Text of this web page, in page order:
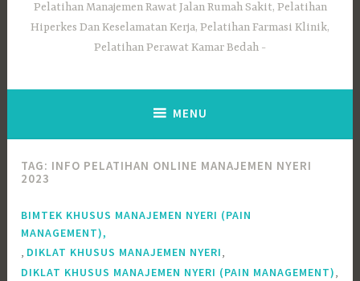
Pelatihan Manajemen Rawat Jalan Rumah Sakit, Pelatihan
Hiperkes Dan Keselamatan Kerja, Pelatihan Farmasi Klinik,
Pelatihan Perawat Kamar Bedah
MENU
TAG: INFO PELATIHAN ONLINE MANAJEMEN NYERI
2023
BIMTEK KHUSUS MANAJEMEN NYERI (PAIN
MANAGEMENT),
DIKLAT KHUSUS MANAJEMEN NYERI
DIKLAT KHUSUS MANAJEMEN NYERI (PAIN MANAGEMENT)